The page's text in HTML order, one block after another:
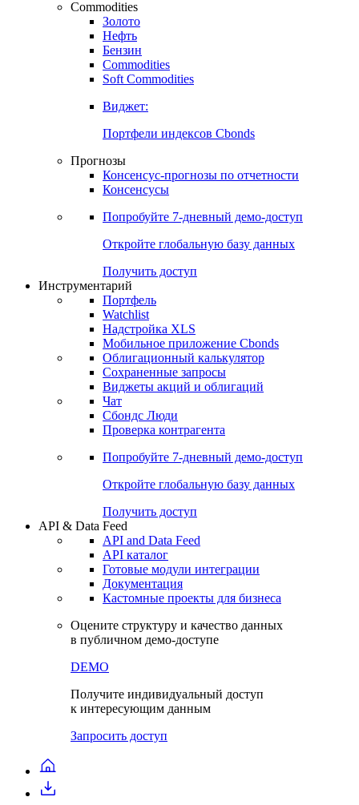
Commodities
Золото
Нефть
Бензин
Commodities
Soft Commodities
Виджет:
Портфели индексов Cbonds
Прогнозы
Консенсус-прогнозы по отчетности
Консенсусы
Попробуйте 7-дневный демо-доступ
Откройте глобальную базу данных
Получить доступ
Инструментарий
Портфель
Watchlist
Надстройка XLS
Мобильное приложение Cbonds
Облигационный калькулятор
Сохраненные запросы
Виджеты акций и облигаций
Чат
Сбондс Люди
Проверка контрагента
Попробуйте 7-дневный демо-доступ
Откройте глобальную базу данных
Получить доступ
API & Data Feed
API and Data Feed
API каталог
Готовые модули интеграции
Документация
Кастомные проекты для бизнеса
Оцените структуру и качество данных
в публичном демо-доступе
DEMO
Получите индивидуальный доступ
к интересующим данным
Запросить доступ